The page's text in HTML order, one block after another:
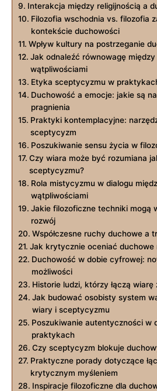
Interakcja między religijnością a
Filozofia wschodnia ⁣vs. filozofia
kontekście duchowości
Wpływ kultury na postrzeganie​
Jak odnaleźć równowagę ‌między
wątpliwościami
Etyka sceptycyzmu w
Duchowość a⁣ emocje: jakie są
pragnienia
Praktyki kontemplacyjne:​
‍sceptycyzm
Poszukiwanie sensu życia​ w
Czy wiara ⁣może być rozumiana
⁤sceptycyzmu?
Rola‌ mistycyzmu ‌w dialogu
⁢wątpliwościami
Jakie‌ filozoficzne techniki mogą
rozwój
Współczesne ‍ruchy duchowe a
Jak krytycznie oceniać duchowe
Duchowość w ​dobie cyfrowej:
możliwości
Historie ludzi, ​którzy łączą
Jak budować osobisty system
wiary i⁢ sceptycyzmu
Poszukiwanie autentyczności w
praktykach
Czy sceptycyzm​ blokuje
Praktyczne porady dotyczące
krytycznym myśleniem
Inspiracje filozoficzne⁤ dla